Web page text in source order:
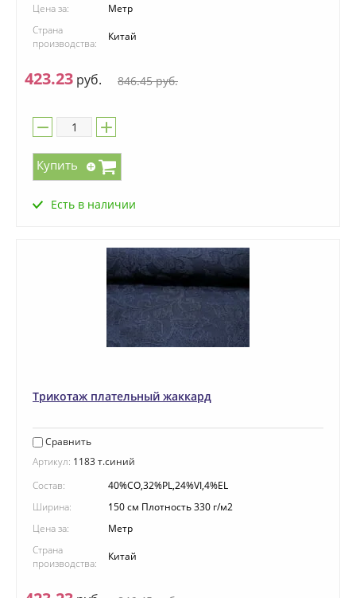
Цена за:
Метр
Страна
производства:
Китай
846.45руб.
423.23 руб.
Купить
Есть в наличии
Трикотаж плательный жаккард
Сравнить
Артикул: 1183 т.синий
Состав:
40%CO,32%PL,24%VI,4%EL
Ширина:
150 см Плотность 330 г/м2
Цена за:
Метр
Страна
производства:
Китай